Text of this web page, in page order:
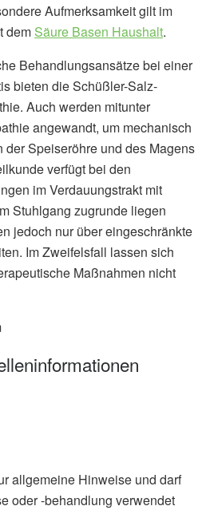
Aufmerksamkeit gilt im
dem Säure Basen Haushalt.
Behandlungsansätze bei einer
bieten die Schüßler-Salz-
Auch werden mitunter
angewandt, um mechanisch
der Speiseröhre und des Magens
verfügt bei den
im Verdauungstrakt mit
Stuhlgang zugrunde liegen
jedoch nur über eingeschränkte
Im Zweifelsfall lassen sich
Maßnahmen nicht
allgemeine Hinweise und darf
oder -behandlung verwendet